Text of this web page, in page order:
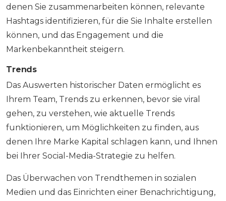
denen Sie zusammenarbeiten können, relevante
Hashtags identifizieren, für die Sie Inhalte erstellen
können, und das Engagement und die
Markenbekanntheit steigern.
Trends
Das Auswerten historischer Daten ermöglicht es
Ihrem Team, Trends zu erkennen, bevor sie viral
gehen, zu verstehen, wie aktuelle Trends
funktionieren, um Möglichkeiten zu finden, aus
denen Ihre Marke Kapital schlagen kann, und Ihnen
bei Ihrer Social-Media-Strategie zu helfen.
Das Überwachen von Trendthemen in sozialen
Medien und das Einrichten einer Benachrichtigung,